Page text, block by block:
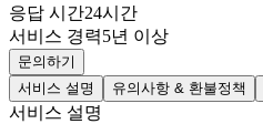
응답 시간24시간
서비스 경력5년 이상
문의하기
서비스 설명
유의사항 & 환불정책
서비스 설명